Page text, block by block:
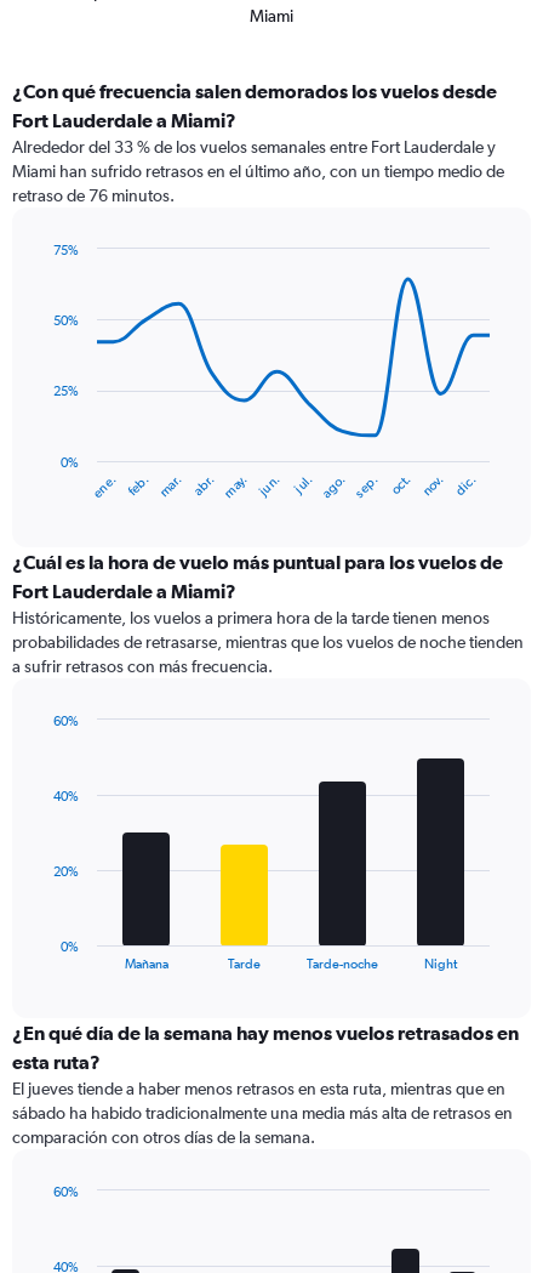
Miami
¿Con qué frecuencia salen demorados los vuelos desde
Fort Lauderdale a Miami?
Alrededor del 33 % de los vuelos semanales entre Fort Lauderdale y
Miami han sufrido retrasos en el último año, con un tiempo medio de
retraso de 76 minutos.
with
14
has
displaying
categories.
Range:
14
categories.
The
has
axis
ene. feb. mar. abr. may. jun. jul. ago. sep. oct. nov. dic.
0%
25%
50%
75%
¿Cuál es la hora de vuelo más puntual para los vuelos de
Fort Lauderdale a Miami?
Históricamente, los vuelos a primera hora de la tarde tienen menos
probabilidades de retrasarse, mientras que los vuelos de noche tienden
a sufrir retrasos con más frecuencia.
The
categories.
Range:
categories.
The
chart
displaying
Mañana Tarde Tarde-noche Night
0%
20%
40%
60%
¿En qué día de la semana hay menos vuelos retrasados en
esta ruta?
El jueves tiende a haber menos retrasos en esta ruta, mientras que en
sábado ha habido tradicionalmente una media más alta de retrasos en
comparación con otros días de la semana.
40%
60%